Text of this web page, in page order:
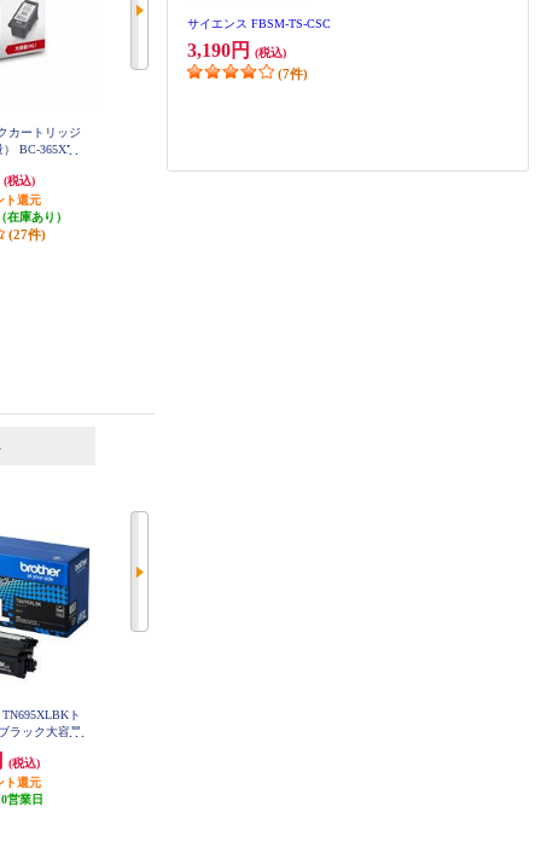
サイエンス FBSM-TS-CSC
3,190円 (税込)
(7件)
カートリッジ
BC-365XL
(税込)
ト還元
在庫あり）
(27件)
3,120円 7,788円
ト
ラック大容量
(税込)
ト還元
営業日